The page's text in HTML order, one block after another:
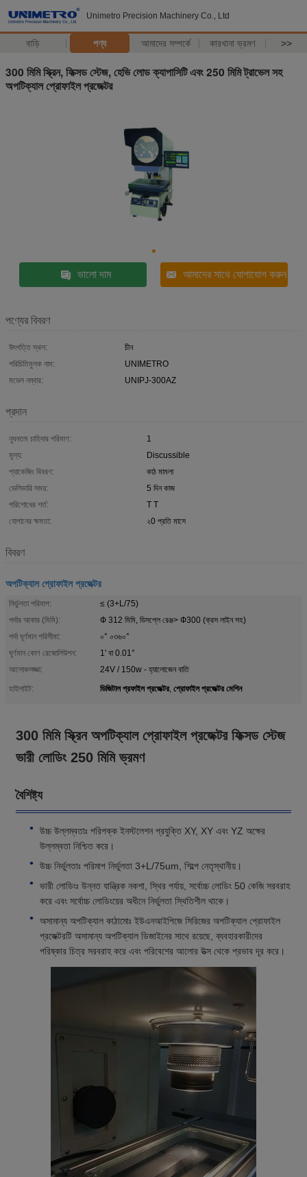
Unimetro Precision Machinery Co., Ltd
বাড়ি পণ্য আমাদের সম্পর্কে কারখানা ভ্রমণ >>
300 মিমি স্ক্রিন, ফিক্সড স্টেজ, হেভি লোড ক্যাপাসিটি এবং 250 মিমি ট্রাভেল সহ
অপটিক্যাল প্রোফাইল প্রজেক্টর
ভালো দাম আমাদের সাথে যোগাযোগ করুন
পণ্যের বিবরণ
উৎপত্তি স্থল:
চীন
পরিচিতিমুলক নাম:
UNIMETRO
মডেল নম্বার:
UNIPJ-300AZ
প্রদান
ন্যূনতম চাহিদার পরিমাণ:
1
মূল্য:
Discussible
প্যাকেজিং বিবরণ:
কাঠ মামলা
ডেলিভারি সময়:
5 দিন কাজ
পরিশোধের শর্ত:
T T
যোগানের ক্ষমতা:
২0 প্রতি মাসে
বিবরণ
অপটিক্যাল প্রোফাইল প্রজেক্টর
নির্ভুলতা পরিমাপ:
≤ (3+L/75)
পর্দার আকার (মিমি):
Ф 312 মিমি, ডিসপ্লে রেঞ্জ> Ф300 (ক্রস লাইন সহ)
পর্দা ঘূর্ণমান পরিসীমা:
০° ০৩৬০°
ঘূর্ণমান কোণ রেজোলিউশন:
1' বা 0.01°
আলোকসজ্জা:
24V / 150w - হ্যালোজেন বাতি
হাইলাইট:
ডিজিটাল প্রফাইল প্রজেক্টর, প্রোফাইল প্রজেক্টর মেশিন
300 মিমি স্ক্রিন অপটিক্যাল প্রোফাইল প্রজেক্টর ফিক্সড স্টেজ
ভারী লোডিং 250 মিমি ভ্রমণ
বৈশিষ্ট্য
উচ্চ উল্লম্বতাঃ পরিপক্ক ইনস্টলেশন প্রযুক্তি XY, XY এবং YZ অক্ষের
উল্লম্বতা নিশ্চিত করে।
উচ্চ নির্ভুলতাঃ পরিমাপ নির্ভুলতা 3+L/75um, শিল্পে নেতৃস্থানীয়।
ভারী লোডিংঃ উন্নত যান্ত্রিক নকশা, স্থির পর্যায়, সর্বোচ্চ লোডিং 50 কেজি সরবরাহ
করে এবং সর্বোচ্চ লোডিংয়ের অধীনে নির্ভুলতা স্থিতিশীল থাকে।
অসামান্য অপটিক্যাল কাঠামোঃ ইউএনআইপিজে সিরিজের অপটিক্যাল প্রোফাইল
প্রজেক্টরটি অসামান্য অপটিক্যাল ডিজাইনের সাথে রয়েছে, ব্যবহারকারীদের
পরিষ্কার চিত্র সরবরাহ করে এবং পরিবেশের আলোর উত্স থেকে প্রভাব দূর করে।